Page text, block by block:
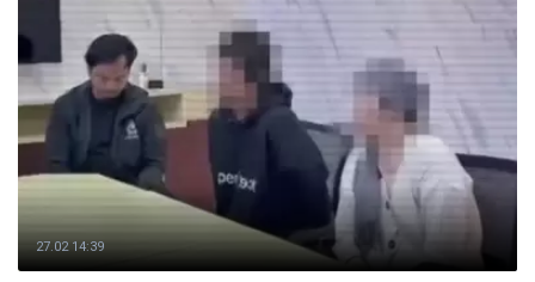
27.02 14:39